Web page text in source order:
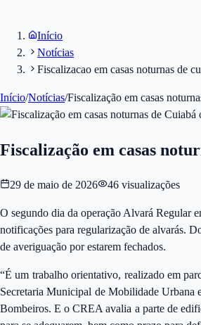
Início
Notícias
Fiscalizacao em casas noturnas de
Início/Notícias/Fiscalização em casas
Fiscalização em casas
29 de maio de 2026 46 visualizações
O segundo dia da operação Alvará Regular
notificações para regularização de alvarás.
de averiguação por estarem fechados.
“É um trabalho orientativo, realizado em
Secretaria Municipal de Mobilidade Urbana
Bombeiros. E o CREA avalia a parte de